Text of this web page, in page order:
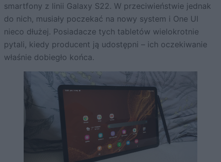
smartfony z linii Galaxy S22. W przeciwieństwie jednak
do nich, musiały poczekać na nowy system i One UI
nieco dłużej. Posiadacze tych tabletów wielokrotnie
pytali, kiedy producent ją udostępni – ich oczekiwanie
właśnie dobiegło końca.